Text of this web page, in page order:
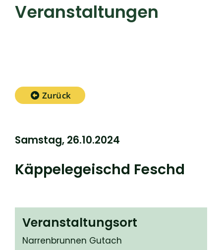
Veranstaltungen
Zurück
Samstag, 26.10.2024
Käppelegeischd Feschd
Veranstaltungsort
Narrenbrunnen Gutach